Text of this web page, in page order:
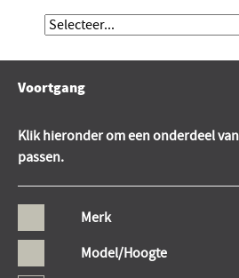
Voortgang
Klik hieronder om een onderdeel
passen.
Merk
Model/Hoogte